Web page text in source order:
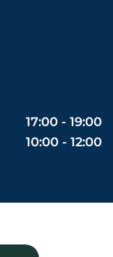
17:00 - 19:00
10:00 - 12:00